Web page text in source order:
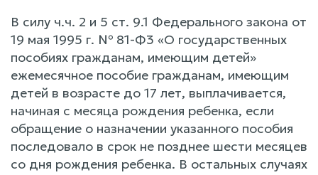
В силу ч.ч. 2 и 5 ст. 9.1 Федерального закона от
19 мая 1995 г. № 81-Ф3 «О государственных
пособиях гражданам, имеющим детей»
ежемесячное пособие гражданам, имеющим
детей в возрасте до 17 лет, выплачивается,
начиная с месяца рождения ребенка, если
обращение о назначении указанного пособия
последовало в срок не позднее шести месяцев
со дня рождения ребенка. В остальных случаях